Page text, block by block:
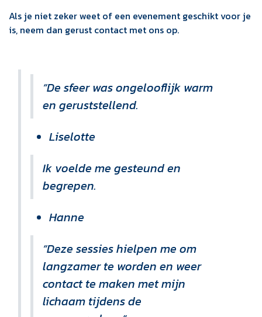
Als je niet zeker weet of een evenement geschikt voor je
is, neem dan gerust contact met ons op.
“De sfeer was ongelooflijk warm
en geruststellend.
Liselotte
Ik voelde me gesteund en
begrepen.
Hanne
“Deze sessies hielpen me om
langzamer te worden en weer
contact te maken met mijn
lichaam tijdens de